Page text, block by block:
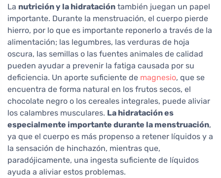
La nutrición y la hidratación también juegan un papel
importante. Durante la menstruación, el cuerpo pierde
hierro, por lo que es importante reponerlo a través de la
alimentación; las legumbres, las verduras de hoja
oscura, las semillas o las fuentes animales de calidad
pueden ayudar a prevenir la fatiga causada por su
deficiencia. Un aporte suficiente de magnesio, que se
encuentra de forma natural en los frutos secos, el
chocolate negro o los cereales integrales, puede aliviar
los calambres musculares. La hidratación es
especialmente importante durante la menstruación,
ya que el cuerpo es más propenso a retener líquidos y a
la sensación de hinchazón, mientras que,
paradójicamente, una ingesta suficiente de líquidos
ayuda a aliviar estos problemas.